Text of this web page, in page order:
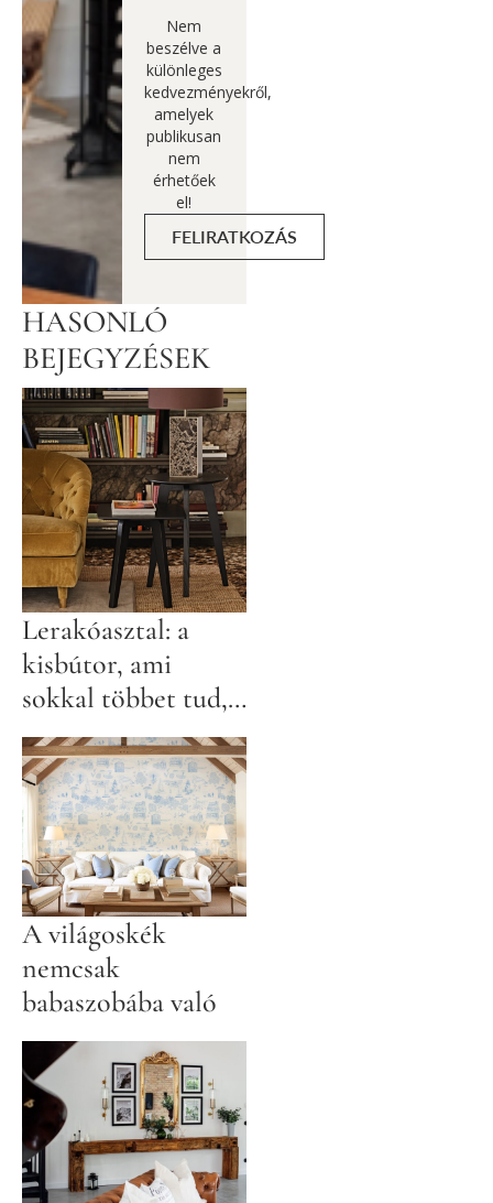
Nem
beszélve a
különleges
kedvezményekről,
amelyek
publikusan
nem
érhetőek
el!
FELIRATKOZÁS
HASONLÓ
BEJEGYZÉSEK
Lerakóasztal: a
kisbútor, ami
sokkal többet tud,
mint gondolnád
A világoskék
nemcsak
babaszobába való